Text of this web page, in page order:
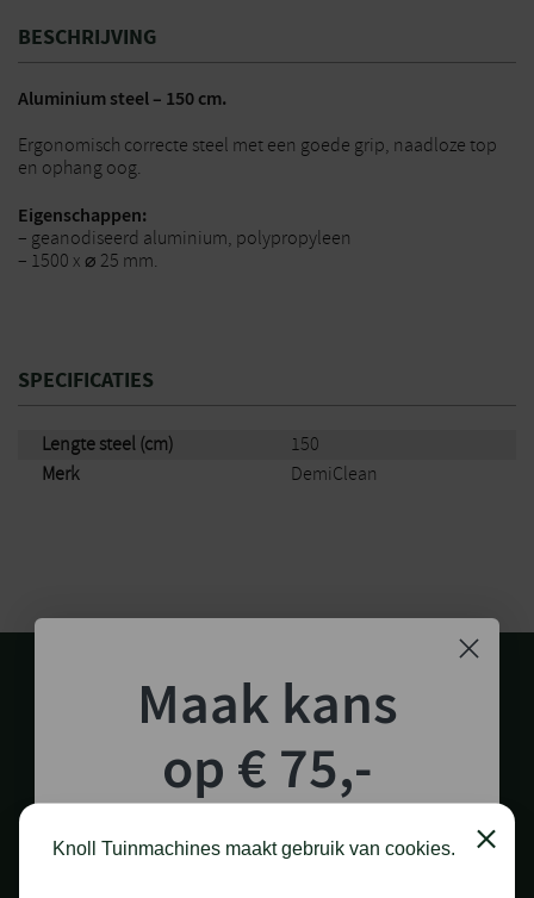
BESCHRIJVING
Aluminium steel – 150 cm.
Ergonomisch correcte steel met een goede grip, naadloze top
en ophang oog.
Eigenschappen:
– geanodiseerd aluminium, polypropyleen
– 1500 x ⌀ 25 mm.
SPECIFICATIES
Lengte steel (cm)
150
Merk
DemiClean
1.000 M2 SHOWROOM
in Staphorst
Knoll Tuinmachines maakt gebruik van cookies. Close
Maak kans
op € 75,-
shoptegoed!